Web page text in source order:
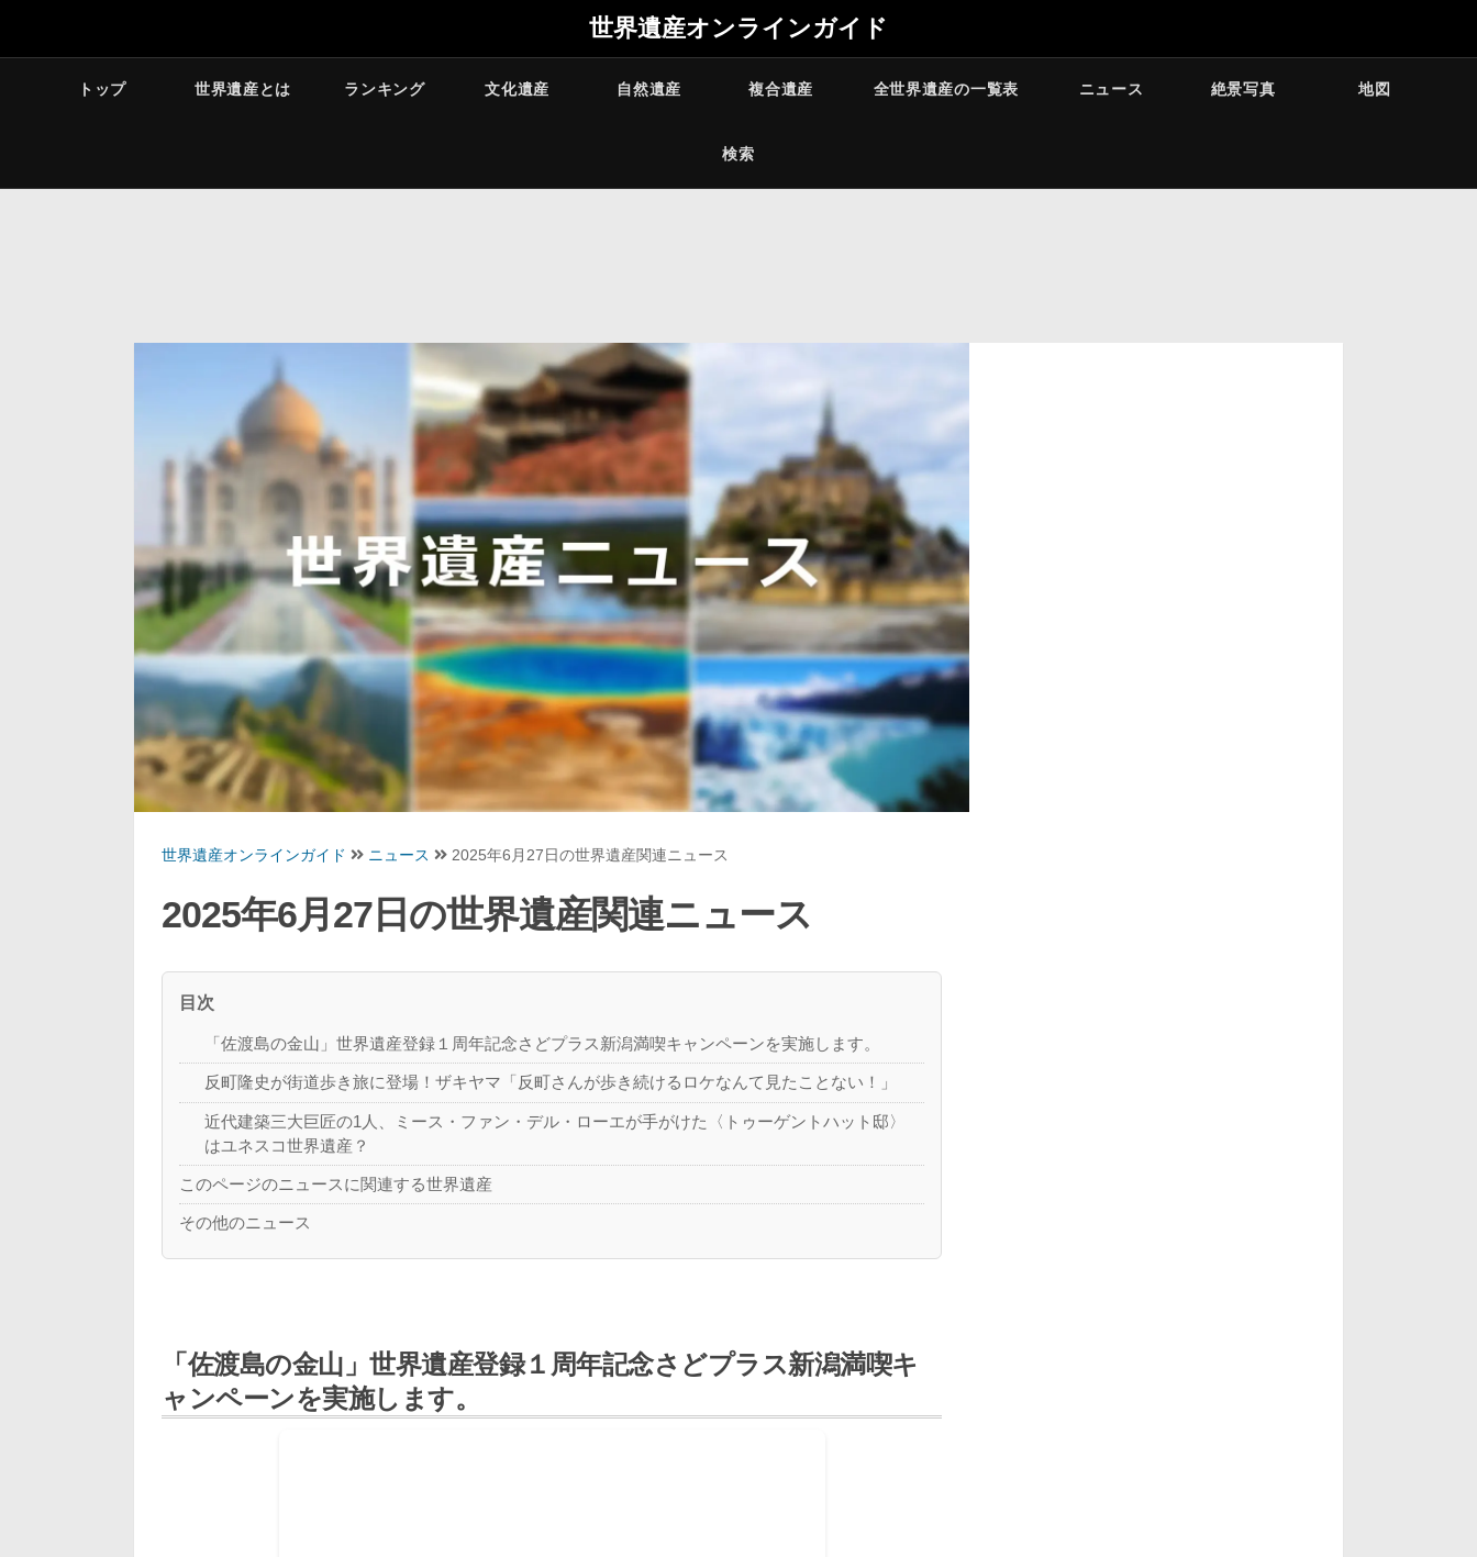
世界遺産オンラインガイド
トップ 世界遺産とは ランキング 文化遺産 自然遺産 複合遺産 全世界遺産の一覧表 ニュース 絶景写真 地図
検索
世界遺産オンラインガイド ニュース 2025年6月27日の世界遺産関連ニュース
2025年6月27日の世界遺産関連ニュース
目次
「佐渡島の金山」世界遺産登録１周年記念さどプラス新潟満喫キャンペーンを実施します。
反町隆史が街道歩き旅に登場！ザキヤマ「反町さんが歩き続けるロケなんて見たことない！」
近代建築三大巨匠の1人、ミース・ファン・デル・ローエが手がけた〈トゥーゲントハット邸〉
はユネスコ世界遺産？
このページのニュースに関連する世界遺産
その他のニュース
「佐渡島の金山」世界遺産登録１周年記念さどプラス新潟満喫キ
ャンペーンを実施します。